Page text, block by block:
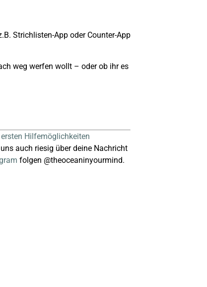
Strichlisten-App oder Counter-App
weg werfen wollt – oder ob ihr es
ersten Hilfemöglichkeiten
auch riesig über deine Nachricht
folgen @theoceaninyourmind.